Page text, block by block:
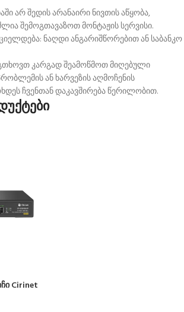
არ შედის არანაირი ნივთის აწყობა,
შემოგთავაზოთ მონტაჟის სერვისი.
ნაღდი ანგარიშწორებით ან საბანკო
კარგად შეამოწმოთ მიღებული
ან ხარვეზის აღმოჩენის
ჩვენთან დაკავშირება წერილობით.
Cirinet